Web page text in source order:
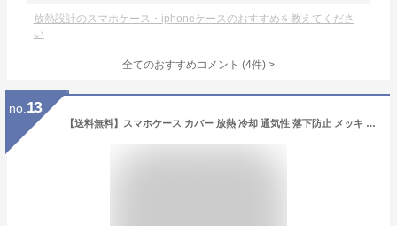
放熱設計のスマホケース・iphoneケースのおすすめを教えてくださ
い
全てのおすすめコメント (4件) >
no. 13
【送料無料】スマホケース カバー 放熱 冷却 通気性 落下防止 メッキ 高級感 丈夫 手触り良い 薄型 軽量 全面保護 耐衝撃 メッシュ iPhone15 14 13 12 Pro Max 携帯ケース カラバリ豊富 ワイヤレス充電 無線充電